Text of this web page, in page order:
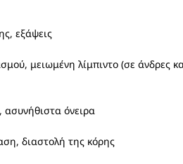
εξάψεις
μειωμένη λίμπιντο (σε άνδρες
ασυνήθιστα όνειρα
διαστολή της κόρης